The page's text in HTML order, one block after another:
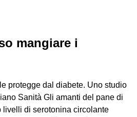
mangiare i
protegge dal diabete. Uno studio
Sanità Gli amanti del pane di
livelli di serotonina circolante